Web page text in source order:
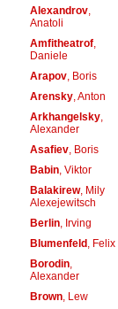
Alexandrov,
Anatoli
Amfitheatrof,
Daniele
Arapov, Boris
Arensky, Anton
Arkhangelsky,
Alexander
Asafiev, Boris
Babin, Viktor
Balakirew, Mily
Alexejewitsch
Berlin, Irving
Blumenfeld, Felix
Borodin,
Alexander
Brown, Lew